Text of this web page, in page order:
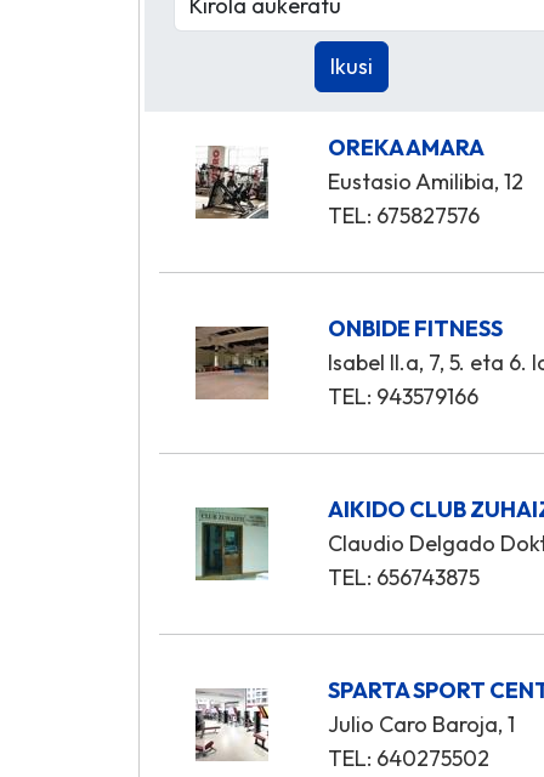
OREKA AMARA
Eustasio Amilibia, 12
TEL: 675827576
ONBIDE FITNESS
Isabel II.a, 7, 5. eta 6.
TEL: 943579166
AIKIDO CLUB
Claudio Delgado
TEL: 656743875
SPARTA SPORT
Julio Caro Baroja, 1
TEL: 640275502